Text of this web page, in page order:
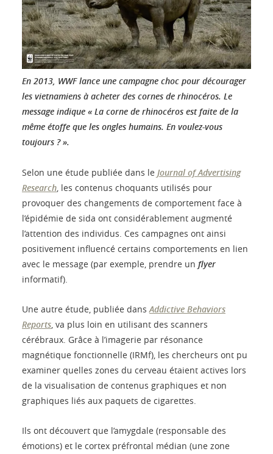
En 2013, WWF lance une campagne choc pour décourager
les vietnamiens à acheter des cornes de rhinocéros. Le
message indique « La corne de rhinocéros est faite de la
même étoffe que les ongles humains. En voulez-vous
toujours ? ».
Selon une étude publiée dans le Journal of Advertising
Research , les contenus choquants utilisés pour
provoquer des changements de comportement face à
l’épidémie de sida ont considérablement augmenté
l’attention des individus. Ces campagnes ont ainsi
positivement influencé certains comportements en lien
avec le message (par exemple, prendre un flyer
informatif).
Une autre étude, publiée dans Addictive Behaviors
Reports , va plus loin en utilisant des scanners
cérébraux. Grâce à l’imagerie par résonance
magnétique fonctionnelle (IRMf), les chercheurs ont pu
examiner quelles zones du cerveau étaient actives lors
de la visualisation de contenus graphiques et non
graphiques liés aux paquets de cigarettes.
Ils ont découvert que l’amygdale (responsable des
émotions) et le cortex préfrontal médian (une zone